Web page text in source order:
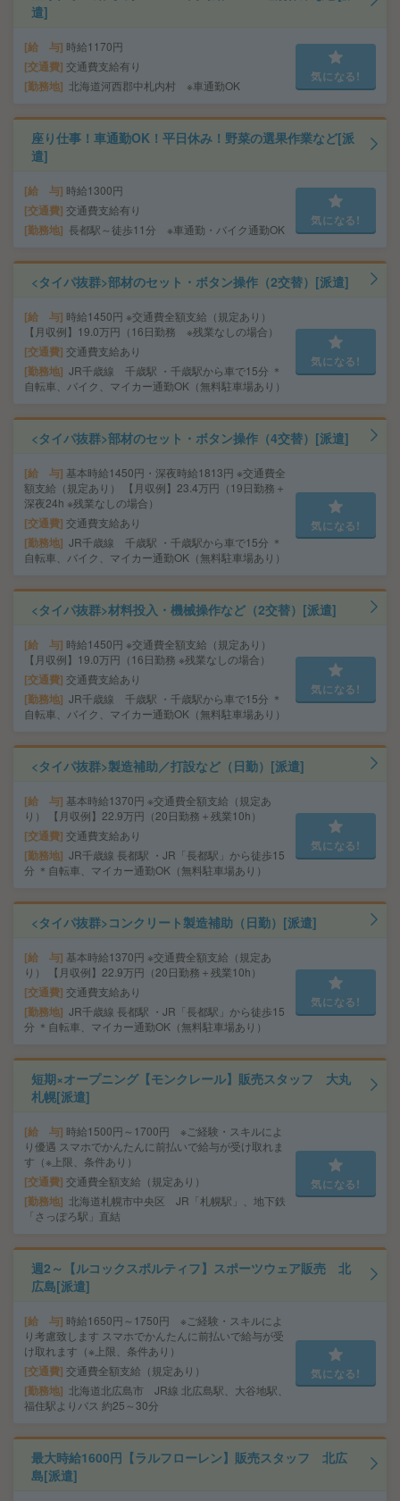
遣]
給 与 時給1170円
交通費 交通費支給有り
勤務地 北海道河西郡中札内村 ※車通勤OK
気になる!
座り仕事！車通勤OK！平日休み！野菜の選果作業など[派
遣]
給 与 時給1300円
交通費 交通費支給有り
勤務地 長都駅～徒歩11分 ※車通勤・バイク通勤OK
気になる!
<タイパ抜群>部材のセット・ボタン操作（2交替）[派遣]
給 与 時給1450円 ※交通費全額支給（規定あり）
【月収例】19.0万円（16日勤務 ※残業なしの場合）
交通費 交通費支給あり
勤務地 JR千歳線 千歳駅 ・千歳駅から車で15分 ＊
自転車、バイク、マイカー通勤OK（無料駐車場あり）
気になる!
<タイパ抜群>部材のセット・ボタン操作（4交替）[派遣]
給 与 基本時給1450円・深夜時給1813円 ※交通費全
額支給（規定あり） 【月収例】23.4万円（19日勤務＋
深夜24h ※残業なしの場合）
交通費 交通費支給あり
勤務地 JR千歳線 千歳駅 ・千歳駅から車で15分 ＊
自転車、バイク、マイカー通勤OK（無料駐車場あり）
気になる!
<タイパ抜群>材料投入・機械操作など（2交替）[派遣]
給 与 時給1450円 ※交通費全額支給（規定あり）
【月収例】19.0万円（16日勤務 ※残業なしの場合）
交通費 交通費支給あり
勤務地 JR千歳線 千歳駅 ・千歳駅から車で15分 ＊
自転車、バイク、マイカー通勤OK（無料駐車場あり）
気になる!
<タイパ抜群>製造補助／打設など（日勤）[派遣]
給 与 基本時給1370円 ※交通費全額支給（規定あ
り） 【月収例】22.9万円（20日勤務＋残業10h）
交通費 交通費支給あり
勤務地 JR千歳線 長都駅 ・JR「長都駅」から徒歩15
分 ＊自転車、マイカー通勤OK（無料駐車場あり）
気になる!
<タイパ抜群>コンクリート製造補助（日勤）[派遣]
給 与 基本時給1370円 ※交通費全額支給（規定あ
り） 【月収例】22.9万円（20日勤務＋残業10h）
交通費 交通費支給あり
勤務地 JR千歳線 長都駅 ・JR「長都駅」から徒歩15
分 ＊自転車、マイカー通勤OK（無料駐車場あり）
気になる!
短期×オープニング【モンクレール】販売スタッフ 大丸
札幌[派遣]
給 与 時給1500円～1700円 ※ご経験・スキルによ
り優遇 スマホでかんたんに前払いで給与が受け取れま
す（※上限、条件あり）
交通費 交通費全額支給（規定あり）
勤務地
北海道札幌市中央区 JR「札幌駅」、地下鉄
「さっぽろ駅」直結
気になる!
週2～【ルコックスポルティフ】スポーツウェア販売 北
広島[派遣]
給 与 時給1650円～1750円 ※ご経験・スキルによ
り考慮致します スマホでかんたんに前払いで給与が受
け取れます（※上限、条件あり）
交通費 交通費全額支給（規定あり）
勤務地
北海道北広島市 JR線 北広島駅、大谷地駅、
福住駅よりバス 約25～30分
気になる!
最大時給1600円【ラルフローレン】販売スタッフ 北広
島[派遣]